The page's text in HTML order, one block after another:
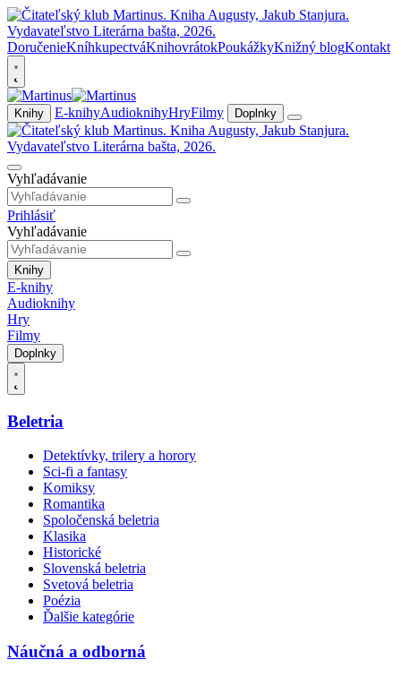
DoručenieKníhkupectváKnihovrátokPoukážkyKnižný blogKontakt
Knihy E-knihyAudioknihyHryFilmy Doplnky
Vyhľadávanie
Prihlásiť
Vyhľadávanie
Knihy
E-knihy
Audioknihy
Hry
Filmy
Doplnky
Beletria
Detektívky, trilery a horory
Sci-fi a fantasy
Komiksy
Romantika
Spoločenská beletria
Klasika
Historické
Slovenská beletria
Svetová beletria
Poézia
Ďalšie kategórie
Náučná a odborná